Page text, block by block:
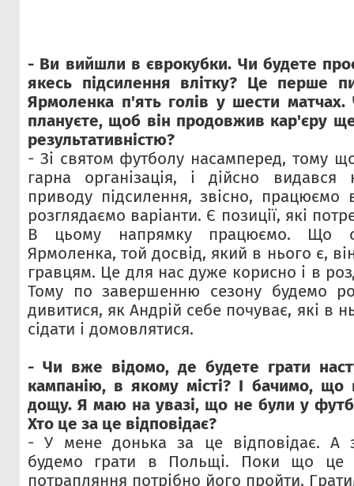
- Ви вийшли в єврокубки. Чи будете
якесь підсилення влітку? Це перше
Ярмоленка п'ять голів у шести
плануєте, щоб він продовжив кар'єру
результативністю?
- Зі святом футболу насамперед, тому
гарна організація, і дійсно
приводу підсилення, звісно, працюємо
розглядаємо варіанти. Є позиції, які
В цьому напрямку працюємо. Що
Ярмоленка, той досвід, який в нього є,
гравцям. Це для нас дуже корисно і в
Тому по завершенню сезону будемо
дивитися, як Андрій себе почуває, які в
сідати і домовлятися.
- Чи вже відомо, де будете грати
кампанію, в якому місті? І бачимо, що
дощу. Я маю на увазі, що не були у
Хто це за це відповідає?
- У мене донька за це відповідає. А
будемо грати в Польщі. Поки що
потрапляння потрібно його пройти.